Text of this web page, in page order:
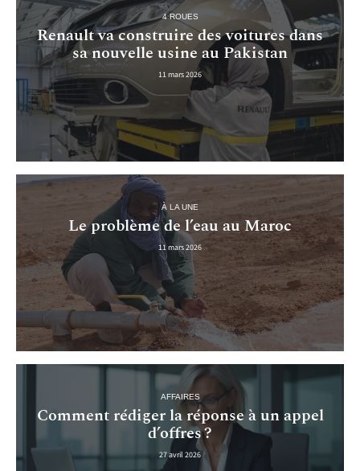
4 ROUES
Renault va construire des voitures dans
sa nouvelle usine au Pakistan
11 mars 2026
À LA UNE
Le problème de l’eau au Maroc
11 mars 2026
AFFAIRES
Comment rédiger la réponse à un appel
d’offres ?
27 avril 2026